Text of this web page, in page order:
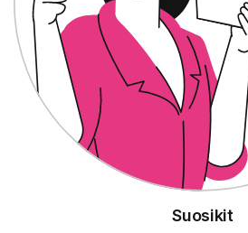
Suosikit